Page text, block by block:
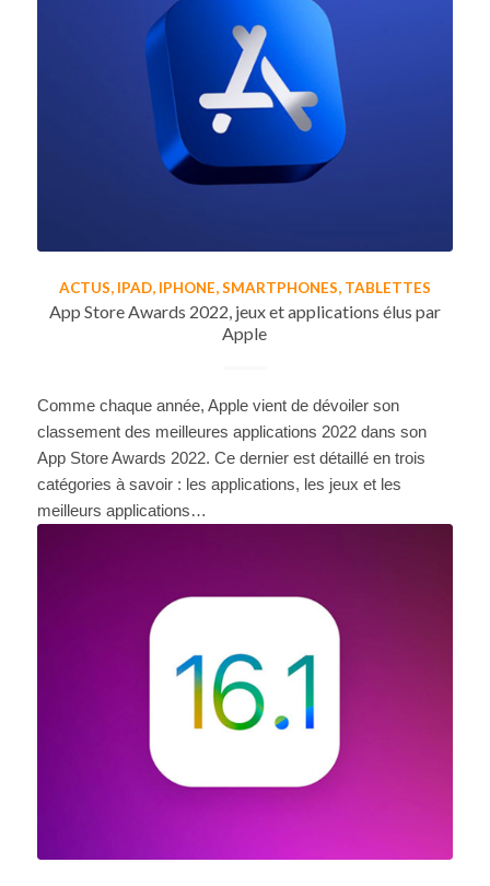
ACTUS, IPAD, IPHONE,SMARTPHONES, TABLETTES
App Store Awards 2022, jeux et applications élus par
Apple
Comme chaque année, Apple vient de dévoiler son
classement des meilleures applications 2022 dans son
App Store Awards 2022. Ce dernier est détaillé en trois
catégories à savoir : les applications, les jeux et les
meilleurs applications…